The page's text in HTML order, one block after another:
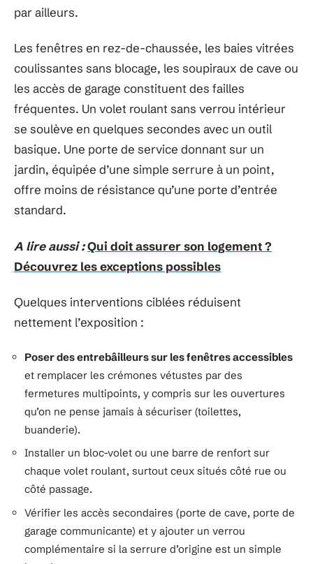
par ailleurs.
Les fenêtres en rez-de-chaussée, les baies vitrées
coulissantes sans blocage, les soupiraux de cave ou
les accès de garage constituent des failles
fréquentes. Un volet roulant sans verrou intérieur
se soulève en quelques secondes avec un outil
basique. Une porte de service donnant sur un
jardin, équipée d’une simple serrure à un point,
offre moins de résistance qu’une porte d’entrée
standard.
A lire aussi :Qui doit assurer son logement ?
Découvrez les exceptions possibles
Quelques interventions ciblées réduisent
nettement l’exposition :
Poser des entrebâilleurs sur les fenêtres accessibles
et remplacer les crémones vétustes par des
fermetures multipoints, y compris sur les ouvertures
qu’on ne pense jamais à sécuriser (toilettes,
buanderie).
Installer un bloc-volet ou une barre de renfort sur
chaque volet roulant, surtout ceux situés côté rue ou
côté passage.
Vérifier les accès secondaires (porte de cave, porte de
garage communicante) et y ajouter un verrou
complémentaire si la serrure d’origine est un simple